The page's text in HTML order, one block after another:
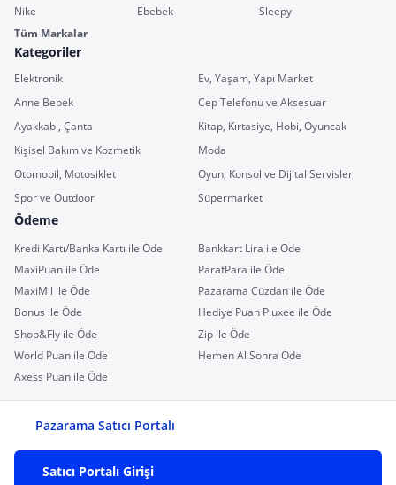
Nike
Ebebek
Sleepy
Tüm Markalar
Kategoriler
Elektronik
Ev, Yaşam, Yapı Market
Anne Bebek
Cep Telefonu ve Aksesuar
Ayakkabı, Çanta
Kitap, Kırtasiye, Hobi, Oyuncak
Kişisel Bakım ve Kozmetik
Moda
Otomobil, Motosiklet
Oyun, Konsol ve Dijital Servisler
Spor ve Outdoor
Süpermarket
Ödeme
Kredi Kartı/Banka Kartı ile Öde
Bankkart Lira ile Öde
MaxiPuan ile Öde
ParafPara ile Öde
MaxiMil ile Öde
Pazarama Cüzdan ile Öde
Bonus ile Öde
Hediye Puan Pluxee ile Öde
Shop&Fly ile Öde
Zip ile Öde
World Puan ile Öde
Hemen Al Sonra Öde
Axess Puan ile Öde
Pazarama Satıcı Portalı
Satıcı Portalı Girişi